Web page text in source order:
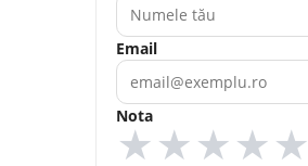
Email
Nota
★
★
★
★
★